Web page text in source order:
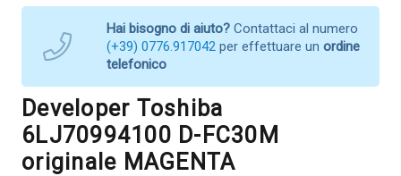
Hai bisogno di aiuto? Contattaci al numero
(+39) 0776.917042 per effettuare un ordine
telefonico
Developer Toshiba
6LJ70994100 D-FC30M
originale MAGENTA